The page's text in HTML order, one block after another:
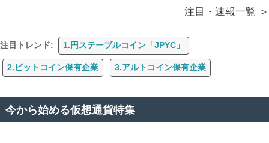
注目・速報一覧
注目トレンド: 1.円ステーブルコイン「JPYC」
2.ビットコイン保有企業 3.アルトコイン保有企業
今から始める仮想通貨特集